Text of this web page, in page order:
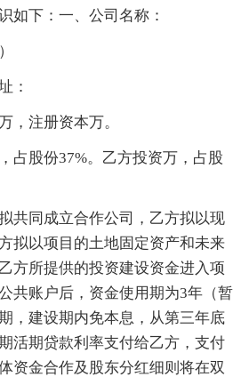
如下：一、公司名称：
：
注册资本万。
股份37%。乙方投资万，占股
同成立合作公司，乙方拟以现
拟以项目的土地固定资产和未来
方所提供的投资建设资金进入项
共账户后，资金使用期为3年（暂
，建设期内免本息，从第三年底
活期贷款利率支付给乙方，支付
资金合作及股东分红细则将在双